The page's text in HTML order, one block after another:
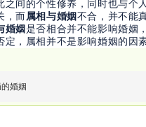
之间的个性修养，同时也与个
，而属相与婚姻不合，并不能
婚姻是否相合并不能影响婚姻
定，属相并不是影响婚姻的因素
婚姻